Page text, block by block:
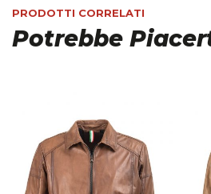
PRODOTTI CORRELATI
Potrebbe